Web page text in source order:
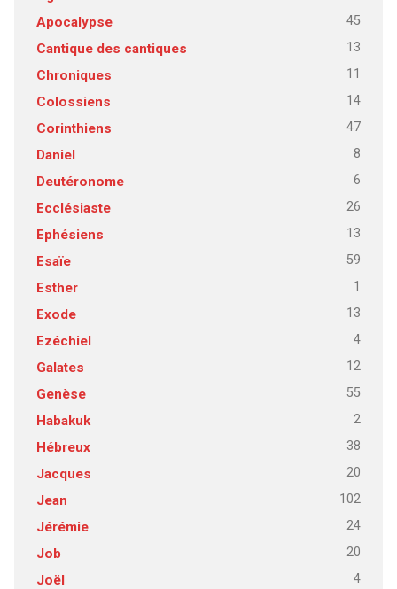
Apocalypse 45
Cantique des cantiques 13
Chroniques 11
Colossiens 14
Corinthiens 47
Daniel 8
Deutéronome 6
Ecclésiaste 26
Ephésiens 13
Esaïe 59
Esther 1
Exode 13
Ezéchiel 4
Galates 12
Genèse 55
Habakuk 2
Hébreux 38
Jacques 20
Jean 102
Jérémie 24
Job 20
Joël 4